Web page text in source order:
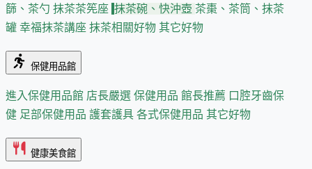
篩、茶勺 抹茶茶筅座 抹茶碗、快沖壺 茶棗、茶筒、抹茶
罐 幸福抹茶講座 抹茶相關好物 其它好物
保健用品館
進入保健用品館 店長嚴選 保健用品 館長推薦 口腔牙齒保
健 足部保健用品 護套護具 各式保健用品 其它好物
健康美食館